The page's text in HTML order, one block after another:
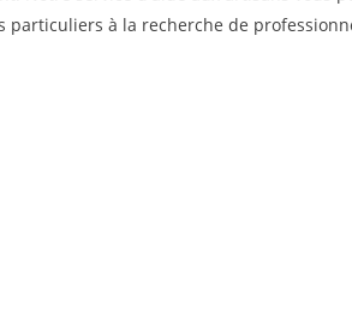
à la recherche de